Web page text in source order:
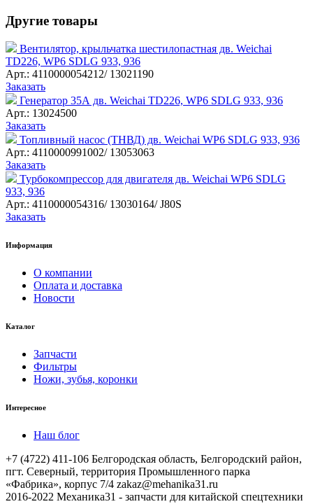
Другие товары
Вентилятор, крыльчатка шестилопастная дв. Weichai
TD226, WP6 SDLG 933, 936
Арт.: 4110000054212/ 13021190
Заказать
Генератор 35А дв. Weichai TD226, WP6 SDLG 933, 936
Арт.: 13024500
Заказать
Топливный насос (ТНВД) дв. Weichai WP6 SDLG 933, 936
Арт.: 4110000991002/ 13053063
Заказать
Турбокомпрессор для двигателя дв. Weichai WP6 SDLG
933, 936
Арт.: 4110000054316/ 13030164/ J80S
Заказать
Информация
О компании
Оплата и доставка
Новости
Каталог
Запчасти
Фильтры
Ножи, зубья, коронки
Интересное
Наш блог
+7 (4722) 411-106 Белгородская область, Белгородский район,
пгт. Северный, территория Промышленного парка
«Фабрика», корпус 7/4 zakaz@mehanika31.ru
2016-2022 Механика31 - запчасти для китайской спецтехники